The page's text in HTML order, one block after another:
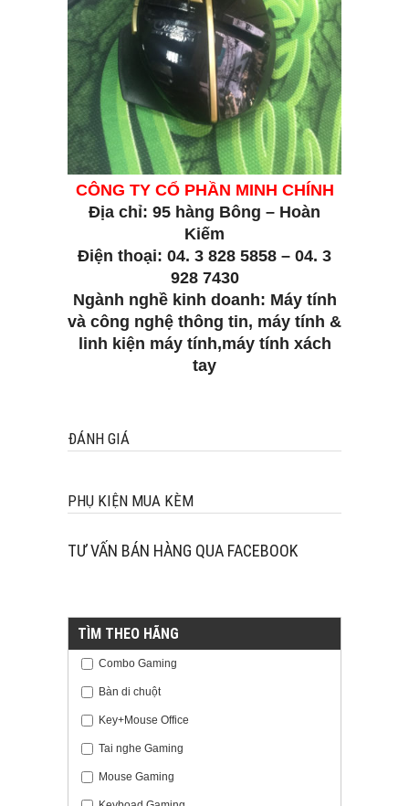
CÔNG TY CỔ PHẦN MINH CHÍNH
Địa chỉ: 95 hàng Bông – Hoàn
Kiếm
Điện thoại: 04. 3 828 5858 – 04. 3
928 7430
Ngành nghề kinh doanh: Máy tính
và công nghệ thông tin, máy tính &
linh kiện máy tính,máy tính xách
tay
ĐÁNH GIÁ
PHỤ KIỆN MUA KÈM
TƯ VẤN BÁN HÀNG QUA FACEBOOK
TÌM THEO HÃNG
Combo Gaming
Bàn di chuột
Key+Mouse Office
Tai nghe Gaming
Mouse Gaming